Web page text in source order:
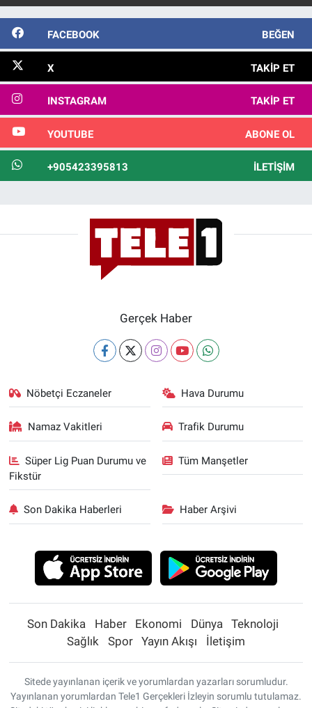
FACEBOOK BEĞEN
X TAKIP ET
INSTAGRAM TAKIP ET
YOUTUBE ABONE OL
+905423395813 İLETIŞIM
Gerçek Haber
Nöbetçi Eczaneler Hava Durumu
Namaz Vakitleri Trafik Durumu
Süper Lig Puan Durumu ve
Fikstür
Tüm Manşetler
Son Dakika Haberleri Haber Arşivi
Son Dakika Haber Ekonomi Dünya
Teknoloji
Sağlık
Spor Yayın Akışı İletişim
Sitede yayınlanan içerik ve yorumlardan yazarları sorumludur.
Yayınlanan yorumlardan Tele1 Gerçekleri İzleyin sorumlu tutulamaz.